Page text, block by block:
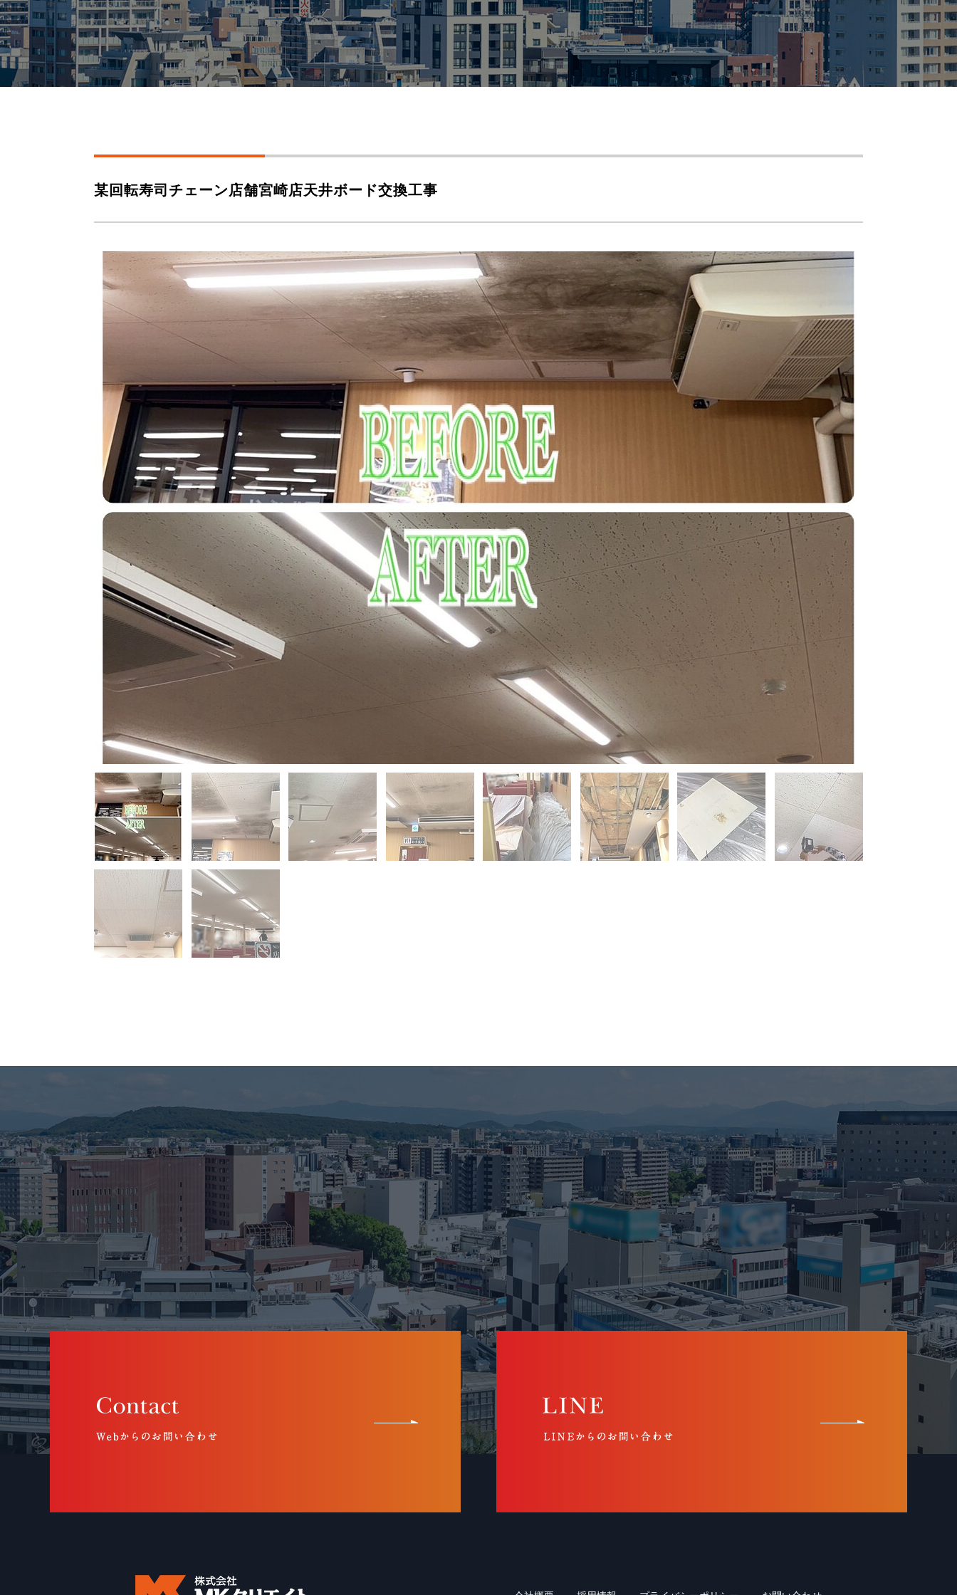
某回転寿司チェーン店舗宮崎店天井ボード交換工事